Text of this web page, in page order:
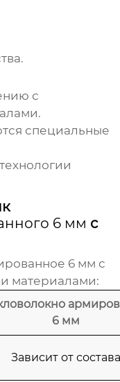
с
специальные
6 мм с
6 мм с
материалами:
6 мм
Зависит от состава